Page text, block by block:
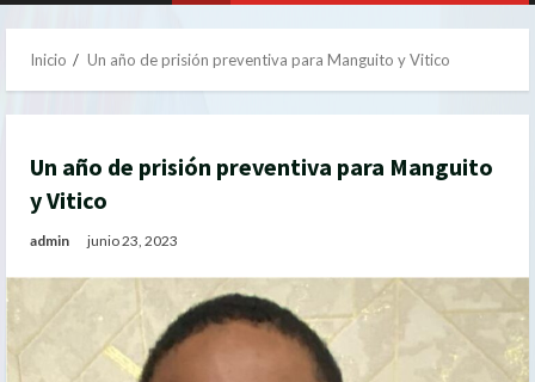
Inicio Un año de prisión preventiva para Manguito y Vitico
Un año de prisión preventiva para Manguito
y Vitico
admin junio 23, 2023